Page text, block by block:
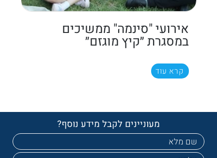
אירועי "סינמה" ממשיכים
במסגרת ״קיץ מוגזם״
קרא עוד
מעוניינים לקבל מידע נוסף?